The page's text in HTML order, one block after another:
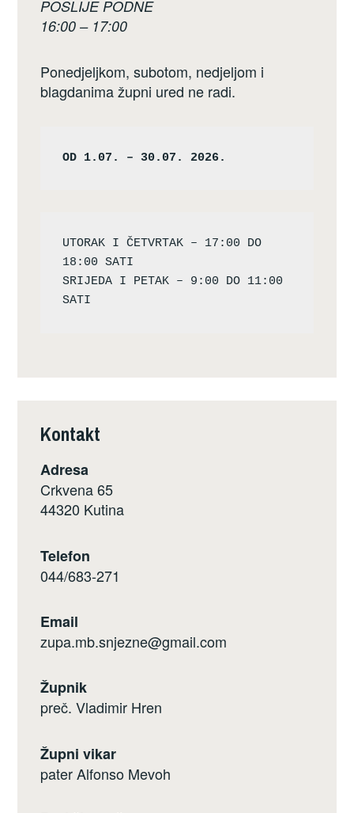
POSLIJE PODNE
16:00 – 17:00
Ponedjeljkom, subotom, nedjeljom i
blagdanima župni ured ne radi.
OD 1.07. – 30.07. 2026.
UTORAK I ČETVRTAK – 17:00 DO
18:00 SATI
SRIJEDA I PETAK – 9:00 DO 11:00
Kontakt
Adresa
Crkvena 65
44320 Kutina
Telefon
044/683-271
Email
zupa.mb.snjezne@gmail.com
Župnik
preč. Vladimir Hren
Župni vikar
pater Alfonso Mevoh